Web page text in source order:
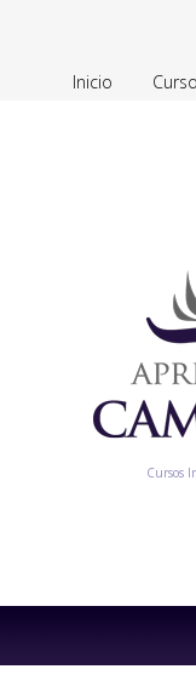
Inicio
Cursos